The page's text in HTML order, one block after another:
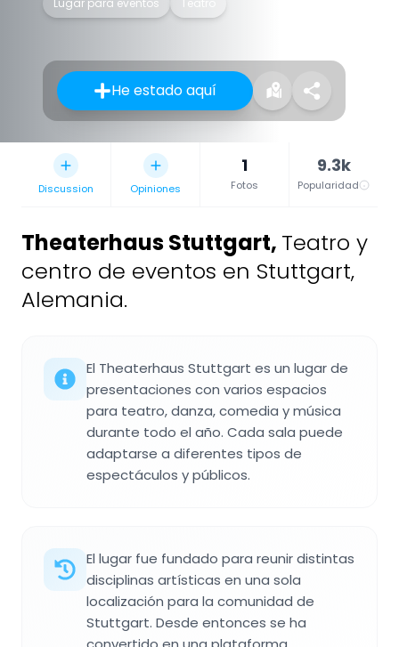
Lugar para eventos Teatro
He estado aquí
Discussion Opiniones
1
Fotos
9.3k
Popularidad
Theaterhaus Stuttgart, Teatro y
centro de eventos en Stuttgart,
Alemania.
El Theaterhaus Stuttgart es un lugar de
presentaciones con varios espacios
para teatro, danza, comedia y música
durante todo el año. Cada sala puede
adaptarse a diferentes tipos de
espectáculos y públicos.
El lugar fue fundado para reunir distintas
disciplinas artísticas en una sola
localización para la comunidad de
Stuttgart. Desde entonces se ha